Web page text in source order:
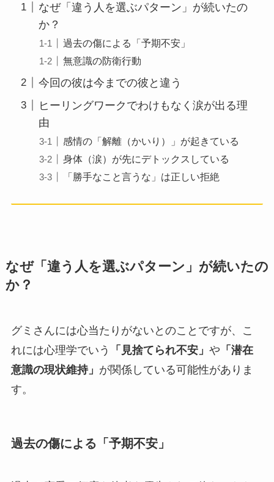
なぜ「違う人を選ぶパターン」が続いたの
か？
過去の傷による「予期不安」
無意識の防衛行動
今回の彼は今までの彼と違う
ヒーリングワークでわけもなく涙が出る理
由
感情の「解離（かいり）」が起きている
身体（涙）が先にデトックスしている
「勝手なこと言うな」は正しい拒絶
なぜ「違う人を選ぶパターン」が続いたの
か？
グミさんには心当たりがないとのことですが、こ
れには心理学でいう
「見捨てられ不安」 や 「潜在
意識の現状維持」 が関係している可能性がありま
す。
過去の傷による「予期不安」